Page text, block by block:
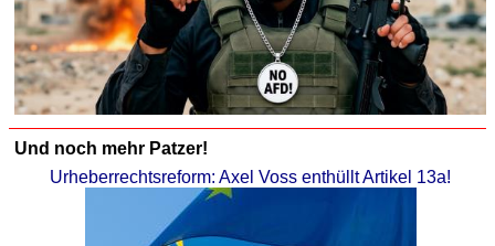
Und noch mehr Patzer!
Urheberrechtsreform: Axel Voss enthüllt Artikel 13a!